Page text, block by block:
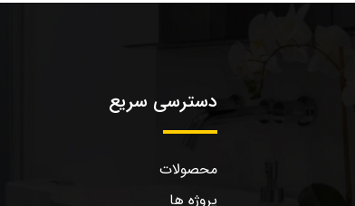
دسترسی سریع
محصولات
پروژه ها